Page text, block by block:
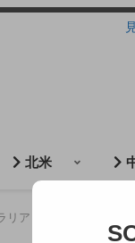
北米
リア